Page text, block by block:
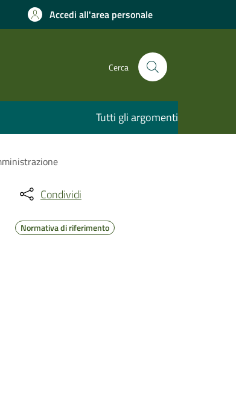
Accedi all'area personale
Cerca
Tutti gli argomenti
Condividi
Normativa di riferimento